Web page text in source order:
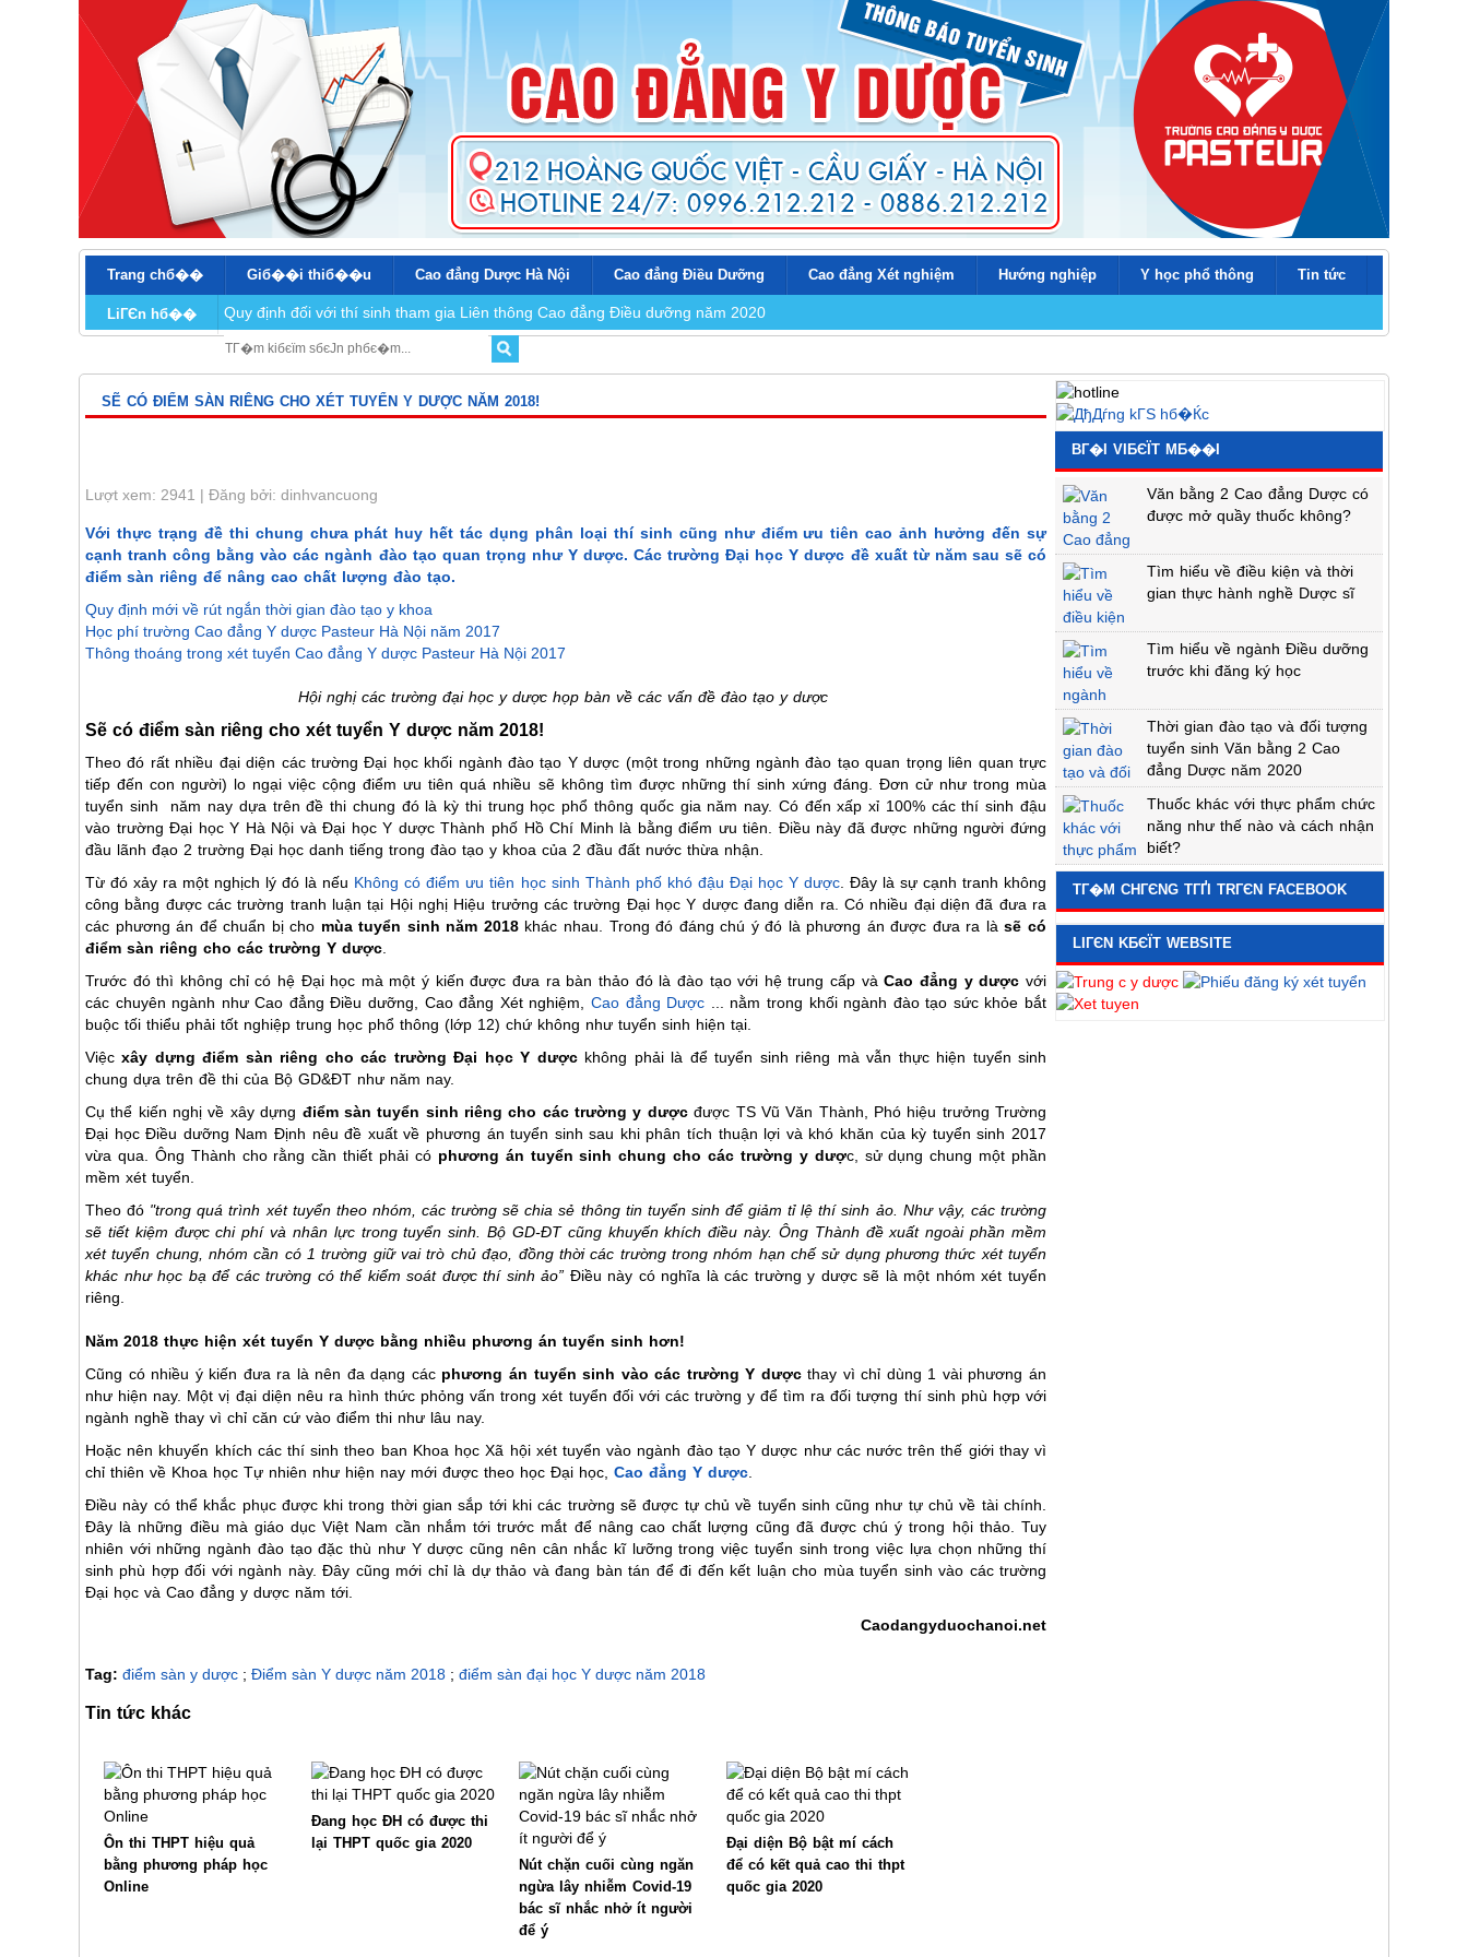
Trang chб�� Giб��i thiб��u Cao đẳng Dược Hà Nội Cao đẳng Điều Dưỡng Cao đẳng Xét nghiệm Hướng nghiệp Y học phổ thông Tin tức
LiГЄn hб�� Quy định đối với thí sinh tham gia Liên thông Cao đẳng Điều dưỡng năm 2020
SẼ CÓ ĐIỂM SÀN RIÊNG CHO XÉT TUYỂN Y DƯỢC NĂM 2018!
Lượt xem: 2941 | Đăng bởi: dinhvancuong
Với thực trạng đề thi chung chưa phát huy hết tác dụng phân loại thí sinh cũng như điểm ưu tiên cao ảnh hưởng đến sự
cạnh tranh công bằng vào các ngành đào tạo quan trọng như Y dược. Các trường Đại học Y dược đề xuất từ năm sau sẽ có
điểm sàn riêng để nâng cao chất lượng đào tạo.
Quy định mới về rút ngắn thời gian đào tạo y khoa
Học phí trường Cao đẳng Y dược Pasteur Hà Nội năm 2017
Thông thoáng trong xét tuyển Cao đẳng Y dược Pasteur Hà Nội 2017
Hội nghị các trường đại học y dược họp bàn về các vấn đề đào tạo y dược
Sẽ có điểm sàn riêng cho xét tuyển Y dược năm 2018!
Theo đó rất nhiều đại diện các trường Đại học khối ngành đào tạo Y dược (một trong những ngành đào tạo quan trọng liên quan trực
tiếp đến con người) lo ngại việc cộng điểm ưu tiên quá nhiều sẽ không tìm được những thí sinh xứng đáng. Đơn cử như trong mùa
tuyển sinh năm nay dựa trên đề thi chung đó là kỳ thi trung học phổ thông quốc gia năm nay. Có đến xấp xỉ 100% các thí sinh đậu
vào trường Đại học Y Hà Nội và Đại học Y dược Thành phố Hồ Chí Minh là bằng điểm ưu tiên. Điều này đã được những người đứng
đầu lãnh đạo 2 trường Đại học danh tiếng trong đào tạo y khoa của 2 đầu đất nước thừa nhận.
Từ đó xảy ra một nghịch lý đó là nếu Không có điểm ưu tiên học sinh Thành phố khó đậu Đại học Y dược. Đây là sự cạnh tranh không
công bằng được các trường tranh luận tại Hội nghị Hiệu trưởng các trường Đại học Y dược đang diễn ra. Có nhiều đại diện đã đưa ra
các phương án để chuẩn bị cho mùa tuyển sinh năm 2018khác nhau. Trong đó đáng chú ý đó là phương án được đưa ra làsẽ có
điểm sàn riêng cho các trường Y dược
Trước đó thì không chỉ có hệ Đại học mà một ý kiến được đưa ra bàn thảo đó là đào tạo với hệ trung cấp vàCao đẳng y dược với
các chuyên ngành như Cao đẳng Điều dưỡng, Cao đẳng Xét nghiệm, Cao đẳng Dược ... nằm trong khối ngành đào tạo sức khỏe bắt
buộc tối thiểu phải tốt nghiệp trung học phổ thông (lớp 12) chứ không như tuyển sinh hiện tại.
Việcxây dựng điểm sàn riêng cho các trường Đại học Y dượckhông phải là để tuyển sinh riêng mà vẫn thực hiện tuyển sinh
chung dựa trên đề thi của Bộ GD&ĐT như năm nay.
Cụ thể kiến nghị về xây dựng điểm sàn tuyển sinh riêng cho các trường y dượcđược TS Vũ Văn Thành, Phó hiệu trưởng Trường
Đại học Điều dưỡng Nam Định nêu đề xuất về phương án tuyển sinh sau khi phân tích thuận lợi và khó khăn của kỳ tuyển sinh 2017
vừa qua. Ông Thành cho rằng cần thiết phải có phương án tuyển sinh chung cho các trường y dược, sử dụng chung một phần
mềm xét tuyển.
Theo đó "trong quá trình xét tuyển theo nhóm, các trường sẽ chia sẻ thông tin tuyển sinh để giảm tỉ lệ thí sinh ảo. Như vậy, các trường
sẽ tiết kiệm được chi phí và nhân lực trong tuyển sinh. Bộ GD-ĐT cũng khuyến khích điều này. Ông Thành đề xuất ngoài phần mềm
xét tuyển chung, nhóm cần có 1 trường giữ vai trò chủ đạo, đồng thời các trường trong nhóm hạn chế sử dụng phương thức xét tuyển
khác như học bạ để các trường có thể kiểm soát được thí sinh ảo” Điều này có nghĩa là các trường y dược sẽ là một nhóm xét tuyển
riêng.
Năm 2018 thực hiện xét tuyển Y dược bằng nhiều phương án tuyển sinh hơn!
Cũng có nhiều ý kiến đưa ra là nên đa dạng các phương án tuyển sinh vào các trường Y dượcthay vì chỉ dùng 1 vài phương án
như hiện nay. Một vị đại diện nêu ra hình thức phỏng vấn trong xét tuyển đối với các trường y để tìm ra đối tượng thí sinh phù hợp với
ngành nghề thay vì chỉ căn cứ vào điểm thi như lâu nay.
Hoặc nên khuyến khích các thí sinh theo ban Khoa học Xã hội xét tuyển vào ngành đào tạo Y dược như các nước trên thế giới thay vì
chỉ thiên về Khoa học Tự nhiên như hiện nay mới được theo học Đại học, Cao đẳng Y dược
Điều này có thể khắc phục được khi trong thời gian sắp tới khi các trường sẽ được tự chủ về tuyển sinh cũng như tự chủ về tài chính.
Đây là những điều mà giáo dục Việt Nam cần nhắm tới trước mắt để nâng cao chất lượng cũng đã được chú ý trong hội thảo. Tuy
nhiên với những ngành đào tạo đặc thù như Y dược cũng nên cân nhắc kĩ lưỡng trong việc tuyển sinh trong việc lựa chọn những thí
sinh phù hợp đối với ngành này. Đây cũng mới chỉ là dự thảo và đang bàn tán để đi đến kết luận cho mùa tuyển sinh vào các trường
Đại học và Cao đẳng y dược năm tới.
Caodangyduochanoi.net
Tag: điểm sàn y dược ; Điểm sàn Y dược năm 2018 ; điểm sàn đại học Y dược năm 2018
Tin tức khác
Ôn thi THPT hiệu quả
bằng phương pháp học
Online
Đang học ĐH có được thi
lại THPT quốc gia 2020
Nút chặn cuối cùng ngăn
ngừa lây nhiễm Covid-19
bác sĩ nhắc nhở ít người
để ý
Đại diện Bộ bật mí cách
để có kết quả cao thi thpt
quốc gia 2020
BГ�I VIБЄЇT MБ��I
Văn bằng 2 Cao đẳng Dược có
được mở quầy thuốc không?
Tìm hiểu về điều kiện và thời
gian thực hành nghề Dược sĩ
Tìm hiểu về ngành Điều dưỡng
trước khi đăng ký học
Thời gian đào tạo và đối tượng
tuyển sinh Văn bằng 2 Cao
đẳng Dược năm 2020
Thuốc khác với thực phẩm chức
năng như thế nào và cách nhận
biết?
TГ�M CHГЄNG TГҐI TRГЄN FACEBOOK
LIГЄN KБЄЇT WEBSITE